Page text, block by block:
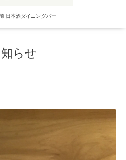
日本酒ダイニングバー
らせ